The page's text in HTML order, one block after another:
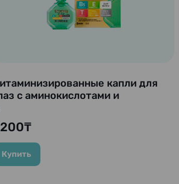
капли для
с аминокислотами и
«Sante 40 Gold»,
мл
Купить